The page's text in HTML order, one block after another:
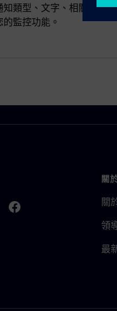
類型、文字、相關資產和
監控功能。
關
關
領
最